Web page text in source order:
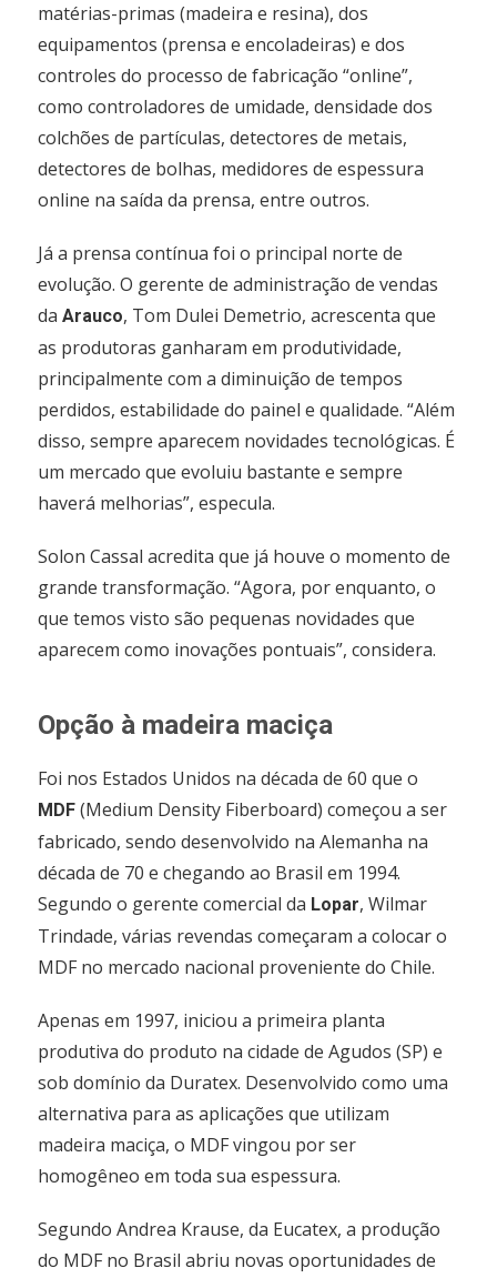
matérias-primas (madeira e resina), dos
equipamentos (prensa e encoladeiras) e dos
controles do processo de fabricação “online”,
como controladores de umidade, densidade dos
colchões de partículas, detectores de metais,
detectores de bolhas, medidores de espessura
online na saída da prensa, entre outros.
Já a prensa contínua foi o principal norte de
evolução. O gerente de administração de vendas
daArauco, Tom Dulei Demetrio, acrescenta que
as produtoras ganharam em produtividade,
principalmente com a diminuição de tempos
perdidos, estabilidade do painel e qualidade. “Além
disso, sempre aparecem novidades tecnológicas. É
um mercado que evoluiu bastante e sempre
haverá melhorias”, especula.
Solon Cassal acredita que já houve o momento de
grande transformação. “Agora, por enquanto, o
que temos visto são pequenas novidades que
aparecem como inovações pontuais”, considera.
Opção à madeira maciça
Foi nos Estados Unidos na década de 60 que o
MDF (Medium Density Fiberboard) começou a ser
fabricado, sendo desenvolvido na Alemanha na
década de 70 e chegando ao Brasil em 1994.
Segundo o gerente comercial da Lopar, Wilmar
Trindade, várias revendas começaram a colocar o
MDF no mercado nacional proveniente do Chile.
Apenas em 1997, iniciou a primeira planta
produtiva do produto na cidade de Agudos (SP) e
sob domínio da Duratex. Desenvolvido como uma
alternativa para as aplicações que utilizam
madeira maciça, o MDF vingou por ser
homogêneo em toda sua espessura.
Segundo Andrea Krause, da Eucatex, a produção
do MDF no Brasil abriu novas oportunidades de